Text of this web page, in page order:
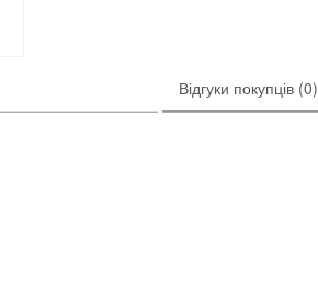
Відгуки покупців (0)